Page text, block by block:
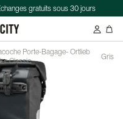
gratuits sous 30 jours
4 1090 - 90 cm
Porte-Bagage- Ortlieb
Classic
Gris